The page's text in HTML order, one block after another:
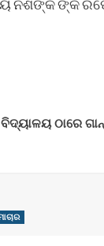
ନିଶଙ୍କ ଙ୍କ
ଠାରେ